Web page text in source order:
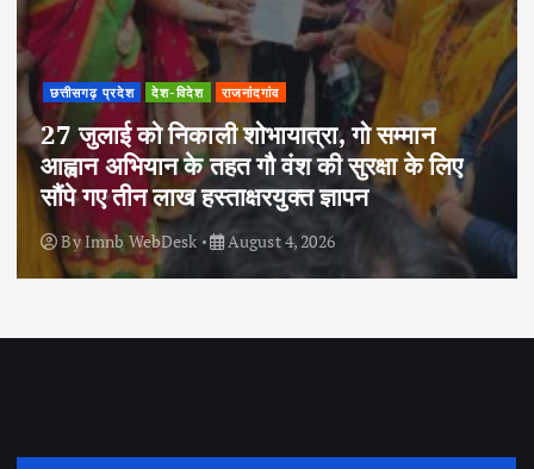
छत्तीसगढ़ प्रदेश देश-विदेश राजनांदगांव
27 जुलाई को निकाली शोभायात्रा, गो सम्मान
आह्वान अभियान के तहत गौ वंश की सुरक्षा के लिए
सौंपे गए तीन लाख हस्ताक्षरयुक्त ज्ञापन
ByImnb WebDesk August 4, 2026